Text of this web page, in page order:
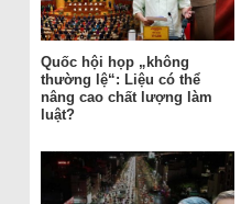
Quốc hội họp „không
thường lệ“: Liệu có thể
nâng cao chất lượng làm
luật?